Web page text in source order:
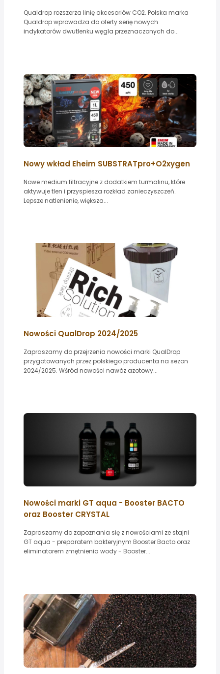
Qualdrop rozszerza linię akcesoriów CO2. Polska marka
Qualdrop wprowadza do oferty serię nowych
indykatorów dwutlenku węgla przeznaczonych do...
Nowy wkład Eheim SUBSTRATpro+O2xygen
Nowe medium filtracyjne z dodatkiem turmalinu, które
aktywuje tlen i przyspiesza rozkład zanieczyszczeń.
Lepsze natlenienie, większa...
Nowości QualDrop 2024/2025
Zapraszamy do przejrzenia nowości marki QualDrop
przygotowanych przez polskiego producenta na sezon
2024/2025. Wśród nowości nawóz azotowy...
Nowości marki GT aqua - Booster BACTO
oraz Booster CRYSTAL
Zapraszamy do zapoznania się z nowościami ze stajni
GT aqua - preparatem bakteryjnym Booster Bacto oraz
eliminatorem zmętnienia wody - Booster...